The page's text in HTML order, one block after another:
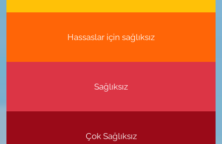
Hassaslar için sağlıksız
Sağlıksız
Çok Sağlıksız